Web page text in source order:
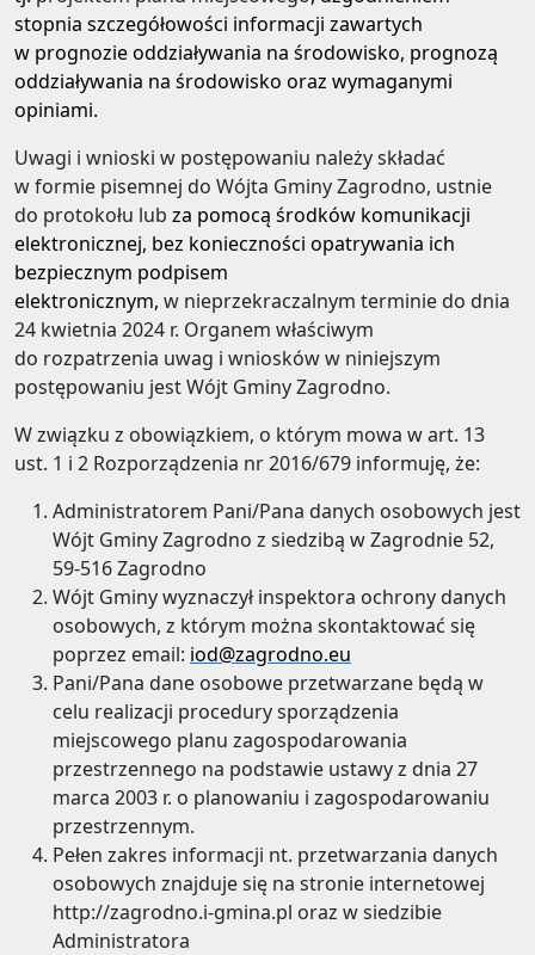
stopnia szczegółowości informacji zawartych
w prognozie oddziaływania na środowisko, prognozą
oddziaływania na środowisko oraz wymaganymi
opiniami.
Uwagi i wnioski w postępowaniu należy składać
w formie pisemnej do Wójta Gminy Zagrodno, ustnie
do protokołu lub za pomocą środków komunikacji
elektronicznej, bez konieczności opatrywania ich
bezpiecznym podpisem
elektronicznym, w nieprzekraczalnym terminie do dnia
24 kwietnia 2024 r. Organem właściwym
do rozpatrzenia uwag i wniosków w niniejszym
postępowaniu jest Wójt Gminy Zagrodno.
W związku z obowiązkiem, o którym mowa w art. 13
ust. 1 i 2 Rozporządzenia nr 2016/679 informuję, że:
Administratorem Pani/Pana danych osobowych jest
Wójt Gminy Zagrodno z siedzibą w Zagrodnie 52,
59-516 Zagrodno
Wójt Gminy wyznaczył inspektora ochrony danych
osobowych, z którym można skontaktować się
poprzez email: iod@zagrodno.eu
Pani/Pana dane osobowe przetwarzane będą w
celu realizacji procedury sporządzenia
miejscowego planu zagospodarowania
przestrzennego na podstawie ustawy z dnia 27
marca 2003 r. o planowaniu i zagospodarowaniu
przestrzennym.
Pełen zakres informacji nt. przetwarzania danych
osobowych znajduje się na stronie internetowej
http://zagrodno.i-gmina.pl oraz w siedzibie
Administratora